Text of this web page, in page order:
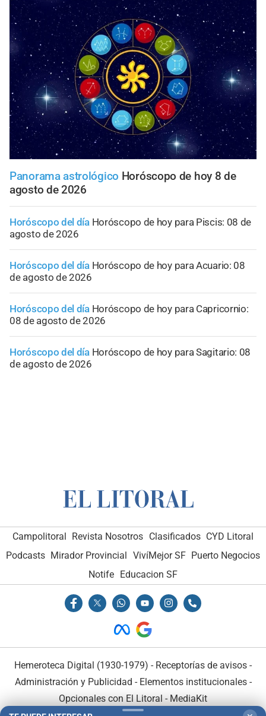
Panorama astrológico Horóscopo de hoy 8 de
agosto de 2026
Horóscopo del día Horóscopo de hoy para Piscis: 08 de
agosto de 2026
Horóscopo del día Horóscopo de hoy para Acuario: 08
de agosto de 2026
Horóscopo del día Horóscopo de hoy para Capricornio:
08 de agosto de 2026
Horóscopo del día Horóscopo de hoy para Sagitario: 08
de agosto de 2026
Campolitoral Revista Nosotros Clasificados CYD Litoral
Podcasts Mirador Provincial VivíMejor SF Puerto Negocios
Notife Educacion SF
Hemeroteca Digital (1930-1979) - Receptorías de avisos -
Administración y Publicidad - Elementos institucionales-
Opcionales con El Litoral - MediaKit